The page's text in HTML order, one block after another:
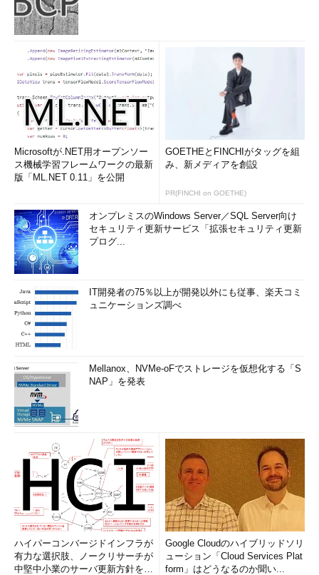
Microsoftが.NET用オープンソー
ス機械学習フレームワークの最新
版「ML.NET 0.11」を公開
GOETHEとFINCHIがタッグを組
み、新メディアを創設
PR(FINCHI on GOETHE)
オンプレミスのWindows Server／SQL Server向け
セキュリティ更新サービス「拡張セキュリティ更新
プログ...
IT開発者の75％以上が開発以外にも従事、楽天コミ
ュニケーションズ調べ
Mellanox、NVMe-oFでストレージを仮想化する「S
NAP」を発表
ハイパーコンバージドインフラが
有力な選択肢、ノークリサーチが
中堅中小業のサーバ更新方針を調
Google Cloudのハイブリッドソリ
ューション「Cloud Services Plat
form」はどうなるのか聞い...